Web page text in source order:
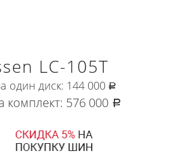
LC-105T
один диск: 144 000 руб.
комплект: 576 000 руб.